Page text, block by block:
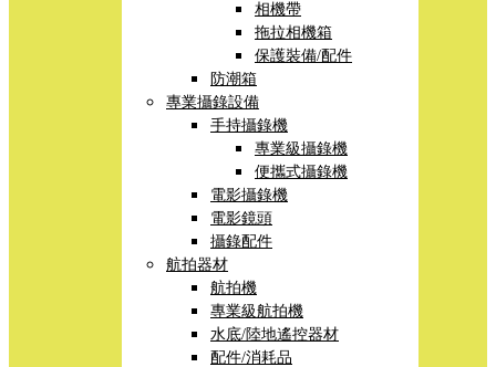
相機帶
拖拉相機箱
保護裝備/配件
防潮箱
專業攝錄設備
手持攝錄機
專業級攝錄機
便攜式攝錄機
電影攝錄機
電影鏡頭
攝錄配件
航拍器材
航拍機
專業級航拍機
水底/陸地遙控器材
配件/消耗品